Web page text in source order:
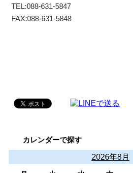
TEL:088-631-5847
FAX:088-631-5848
カレンダーで探す
2026年8月